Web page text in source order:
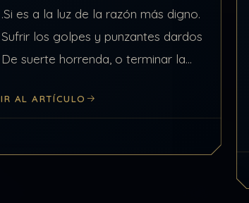
.Si es a la luz de la razón más digno.
Sufrir los golpes y punzantes dardos
De suerte horrenda, o terminar la
IR AL ARTÍCULO